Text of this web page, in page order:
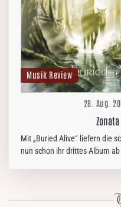
Musik Review
28. Aug.
Mit „Buried Alive“ liefern die
nun schon ihr drittes Album